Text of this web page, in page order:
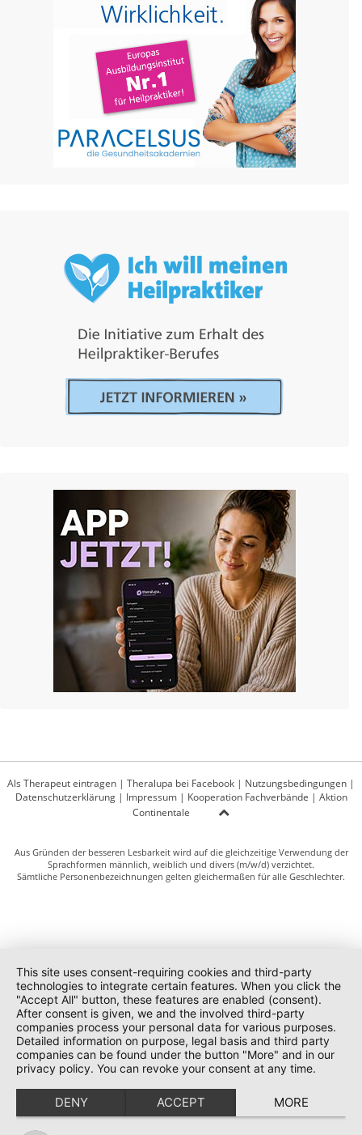
Als Therapeut eintragen | Theralupa bei Facebook | Nutzungsbedingungen |
Datenschutzerklärung| Impressum| Kooperation Fachverbände | Aktion
Continentale
Aus Gründen der besseren Lesbarkeit wird auf die gleichzeitige Verwendung der
Sprachformen männlich, weiblich und divers (m/w/d) verzichtet.
Sämtliche Personenbezeichnungen gelten gleichermaßen für alle Geschlechter.
This site uses consent-requiring cookies and third-party
technologies to integrate certain features. When you click the
"Accept All" button, these features are enabled (consent).
After consent is given, we and the involved third-party
companies process your personal data for various purposes.
Detailed information on purpose, legal basis and third party
companies can be found under the button "More" and in our
privacy policy. You can revoke your consent at any time.
DENY ACCEPT MORE